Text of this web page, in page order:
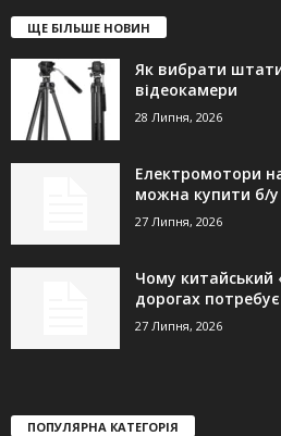
ЩЕ БІЛЬШЕ НОВИН
Як вибрати
відеокамери
28 Липня, 2026
Електромотори
можна купити б/у
27 Липня, 2026
Чому китайський
дорогах
27 Липня, 2026
ПОПУЛЯРНА КАТЕГОРІЯ